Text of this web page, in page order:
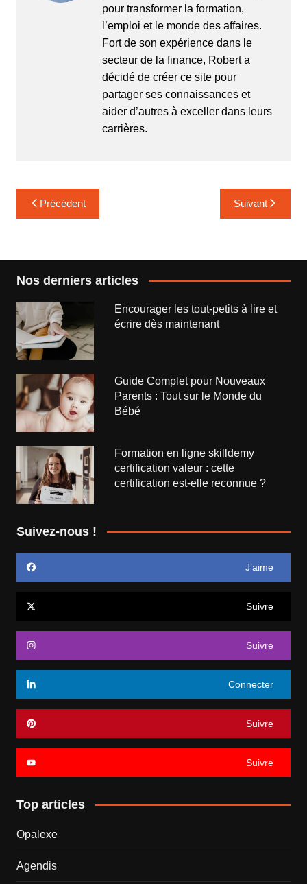
pour transformer la formation,
l’emploi et le monde des affaires.
Fort de son expérience dans le
secteur de la finance, Robert a
décidé de créer ce site pour
partager ses connaissances et
aider d’autres à exceller dans leurs
carrières.
Navigation
de
Précédent Suivant
Nos derniers articles
Encourager les tout-petits à lire et
écrire dès maintenant
Guide Complet pour Nouveaux
Parents : Tout sur le Monde du
Bébé
Formation en ligne skilldemy
certification valeur : cette
certification est-elle reconnue ?
Suivez-nous !
J’aime
Suivre
Suivre
Connecter
Suivre
Suivre
Top articles
Opalexe
Agendis